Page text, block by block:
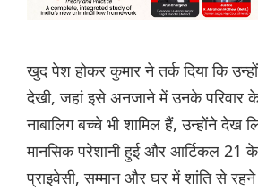
खुद पेश होकर कुमार ने तर्क दिया कि
देखी, जहां इसे अनजाने में उनके परिवार
नाबालिग बच्चे भी शामिल हैं, उन्होंने देख
मानसिक परेशानी हुई और आर्टिकल 21
प्राइवेसी, सम्मान और घर में शांति से